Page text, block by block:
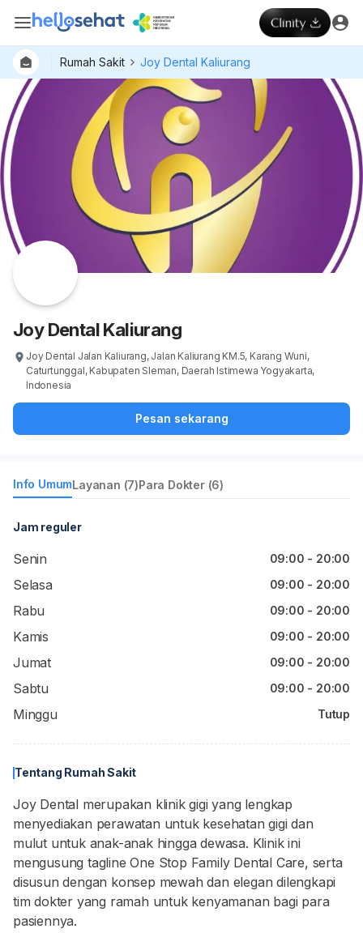
Rumah Sakit Joy Dental Kaliurang
Joy Dental Kaliurang
Joy Dental Jalan Kaliurang, Jalan Kaliurang KM.5, Karang Wuni,
Caturtunggal, Kabupaten Sleman, Daerah Istimewa Yogyakarta,
Indonesia
Pesan sekarang
Info UmumLayanan (7)Para Dokter (6)
Jam reguler
Senin 09:00 - 20:00
Selasa 09:00 - 20:00
Rabu 09:00 - 20:00
Kamis 09:00 - 20:00
Jumat 09:00 - 20:00
Sabtu 09:00 - 20:00
Minggu Tutup
Tentang Rumah Sakit
Joy Dental merupakan klinik gigi yang lengkap
menyediakan perawatan untuk kesehatan gigi dan
mulut untuk anak-anak hingga dewasa. Klinik ini
mengusung tagline One Stop Family Dental Care, serta
disusun dengan konsep mewah dan elegan dilengkapi
tim dokter yang ramah untuk kenyamanan bagi para
pasiennya.
Hospital